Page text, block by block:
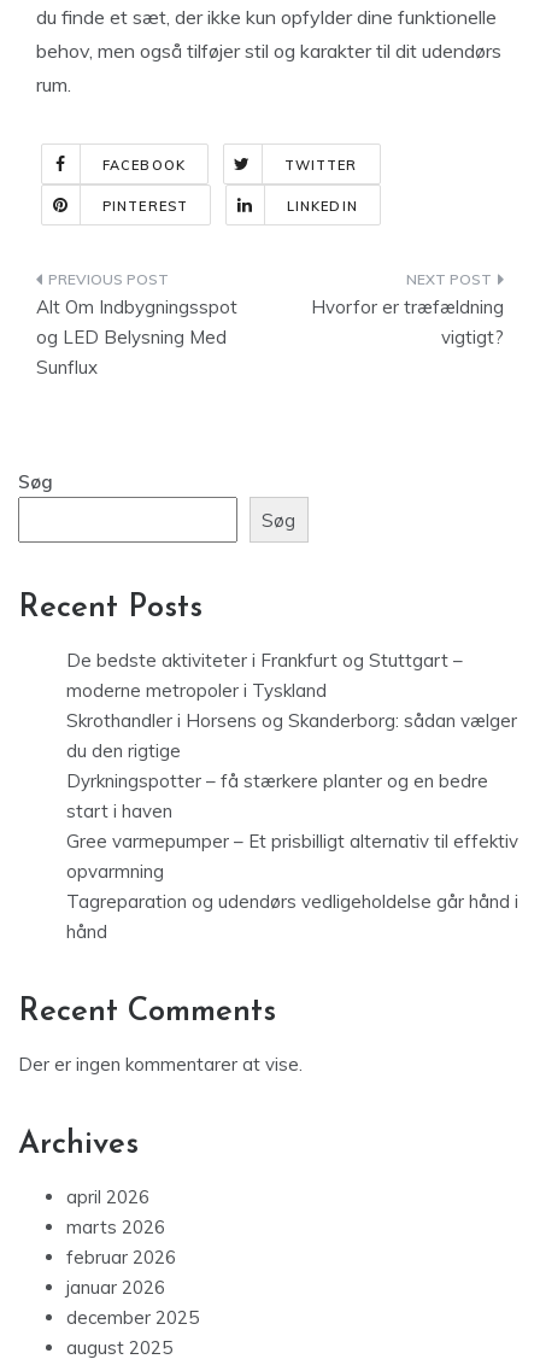
du finde et sæt, der ikke kun opfylder dine funktionelle
behov, men også tilføjer stil og karakter til dit udendørs
rum.
FACEBOOK TWITTER
PINTEREST LINKEDIN
Indlægsnavigation
Alt Om Indbygningsspot
og LED Belysning Med
Sunflux
Hvorfor er træfældning
vigtigt?
Søg
Søg
Recent Posts
De bedste aktiviteter i Frankfurt og Stuttgart –
moderne metropoler i Tyskland
Skrothandler i Horsens og Skanderborg: sådan vælger
du den rigtige
Dyrkningspotter – få stærkere planter og en bedre
start i haven
Gree varmepumper – Et prisbilligt alternativ til effektiv
opvarmning
Tagreparation og udendørs vedligeholdelse går hånd i
hånd
Recent Comments
Der er ingen kommentarer at vise.
Archives
april 2026
marts 2026
februar 2026
januar 2026
december 2025
august 2025